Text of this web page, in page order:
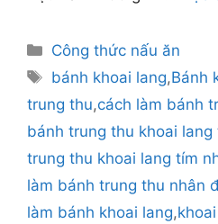
Danh
mục
Công thức nấu ăn
Thẻ
bánh khoai lang,Bánh
trung thu,cách làm bánh
bánh trung thu khoai lang
trung thu khoai lang tím
làm bánh trung thu nhân
làm bánh khoai lang,